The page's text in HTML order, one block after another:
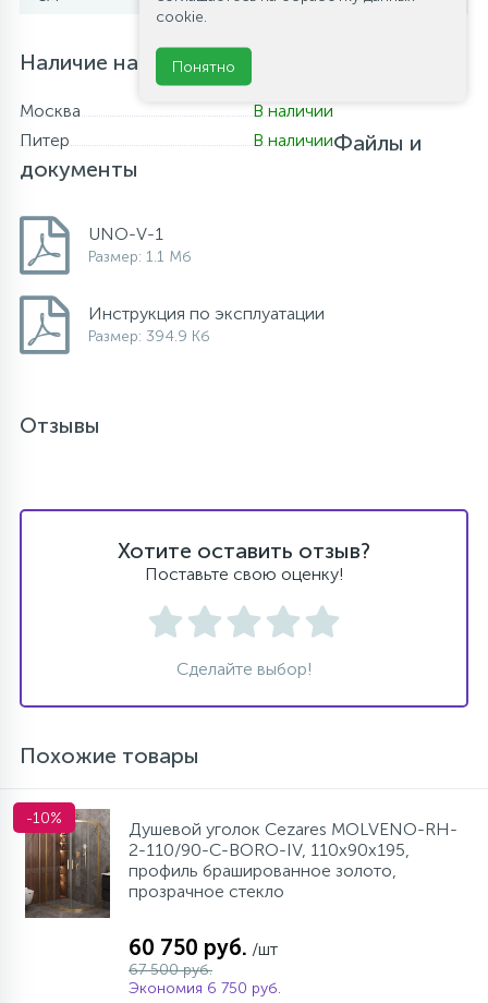
Наличие на складе
Москва
В наличии
Питер
В наличииФайлы и
документы
UNO-V-1
Размер: 1.1 Мб
Инструкция по эксплуатации
Размер: 394.9 Кб
Отзывы
Хотите оставить отзыв?
Поставьте свою оценку!
Сделайте выбор!
Похожие товары
-10%
Душевой уголок Cezares MOLVENO-RH-
2-110/90-C-BORO-IV, 110х90х195,
профиль брашированное золото,
прозрачное стекло
60 750 руб. /шт
67 500 руб.
Экономия 6 750 руб.
cookie.
Понятно